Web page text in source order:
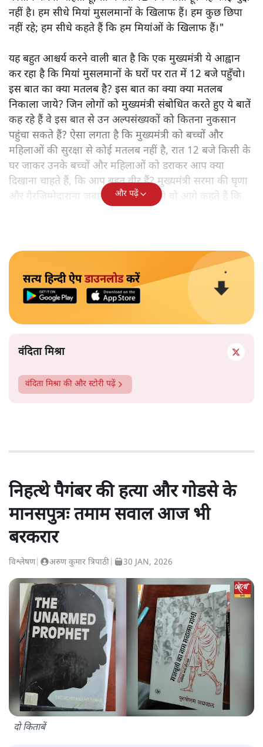
नहीं है। हम सीधे मियां मुसलमानों के खिलाफ हैं। हम कुछ छिपा
नहीं रहे; हम सीधे कहते हैं कि हम मियांओं के खिलाफ हैं।"
यह बहुत आश्चर्य करने वाली बात है कि एक मुख्यमंत्री ये आह्वान
कर रहा है कि मियांं मुसलमानों के घरों पर रात में 12 बजे पहुँचो।
इस बात का क्या मतलब है? इस बात का क्या क्या मतलब
निकाला जाये? जिन लोगों को मुख्यमंत्री संबोधित करते हुए ये बातें
कह रहे हैं वे इस बात से उन अल्पसंख्यकों को कितना नुकसान
पहुंचा सकते हैं? ऐसा लगता है कि मुख्यमंत्री को बच्चों और
महिलाओं की सुरक्षा से कोई मतलब नहीं है, रात 12 बजे किसी के
घर जाकर उनके बच्चों और महिलाओं को डराकर आप क्या
दिखाना चाहते हैं, कि आप बहुत वीर हैं? मुख्यमंत्री सरमा की घृणा
और गैरजिम्मेदाराना ज़बान यहीं नहीं रुकती वो आगे कहते हैं कि
और पढ़ें
सत्य हिन्दी ऐपडाउनलोडकरें
वंदिता मिश्रा
वंदिता मिश्रा की और स्टोरी पढ़ें
निहत्थे पैगंबर की हत्या और गोडसे के
मानसपुत्रः तमाम सवाल आज भी
बरकरार
विश्लेषण| अरुण कुमार त्रिपाठी 30 JAN, 2026
दो किताबें